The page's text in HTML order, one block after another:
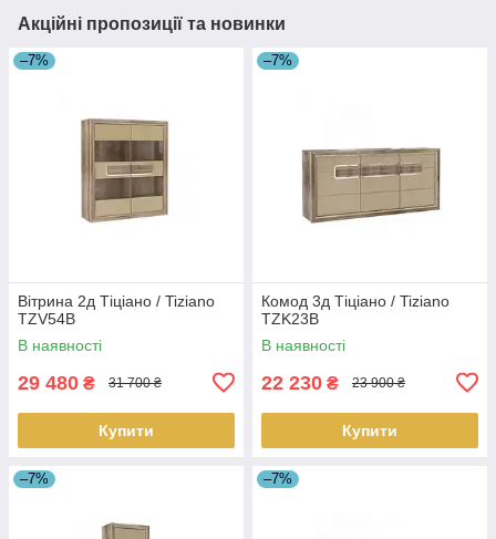
Акційні пропозиції та новинки
–7%
Вітрина 2д Тіціано / Tiziano
TZV54B
В наявності
29 480 ₴ 31 700 ₴
Купити
–7%
Комод 3д Тіціано / Tiziano
TZK23B
В наявності
22 230 ₴ 23 900 ₴
Купити
–7% –7%